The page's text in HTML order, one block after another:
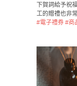
下賀詞給予祝
工的贈禮也非
#電子禮券 #商